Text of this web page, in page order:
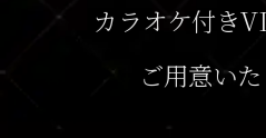
カラオケ付き
ご用意い